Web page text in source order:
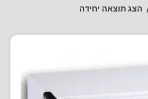
הצג תוצאה יחידה